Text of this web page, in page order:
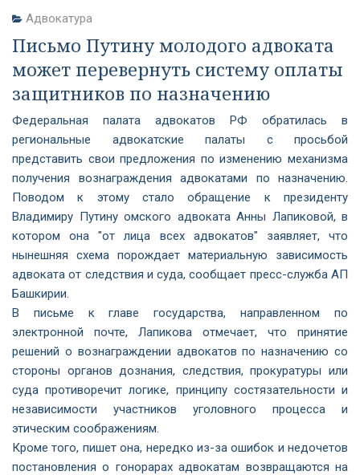
Адвокатура
Письмо Путину молодого адвоката
может перевернуть систему оплаты
защитников по назначению
Федеральная палата адвокатов РФ обратилась в
региональные адвокатские палаты с просьбой
представить свои предложения по изменению механизма
получения вознаграждения адвокатами по назначению.
Поводом к этому стало обращение к президенту
Владимиру Путину омского адвоката Анны Лапиковой, в
котором она "от лица всех адвокатов" заявляет, что
нынешняя схема порождает материальную зависимость
адвоката от следствия и суда, сообщает пресс-служба АП
Башкирии.
В письме к главе государства, направленном по
электронной почте, Лапикова отмечает, что принятие
решений о вознаграждении адвокатов по назначению со
стороны органов дознания, следствия, прокуратуры или
суда противоречит логике, принципу состязательности и
независимости участников уголовного процесса и
этическим соображениям.
Кроме того, пишет она, нередко из-за ошибок и недочетов
постановления о гонорарах адвокатам возвращаются на